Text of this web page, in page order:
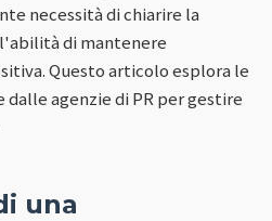
necessità di chiarire la
di mantenere
Questo articolo esplora le
agenzie di PR per gestire
una